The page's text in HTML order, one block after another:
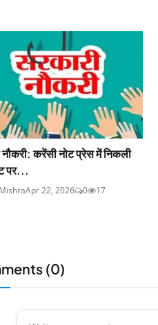
नौकरी: करेंसी नोट प्रेस में निकली
पर...
Apr 22, 2026 0 17
(0)